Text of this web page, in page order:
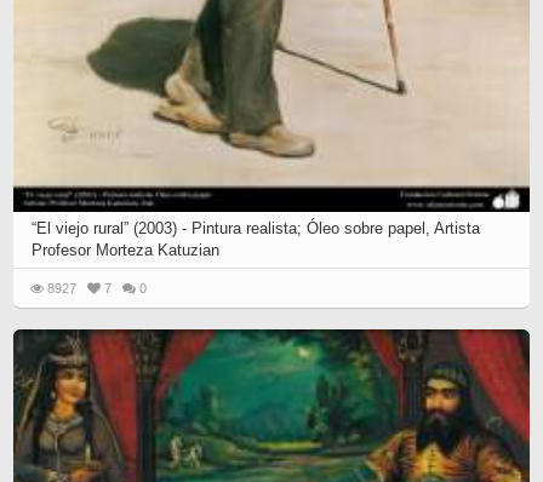
“El viejo rural” (2003) - Pintura realista; Óleo sobre papel, Artista
Profesor Morteza Katuzian
8927 7 0